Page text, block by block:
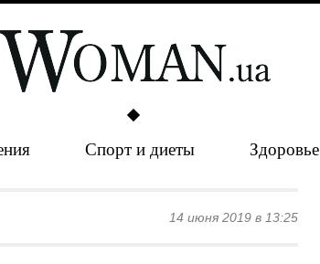
Спорт и диеты Здоровье
14 июня 2019 в 13:25